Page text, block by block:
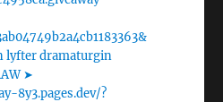
lyfter dramaturgin
➤
8y3.pages.dev/?